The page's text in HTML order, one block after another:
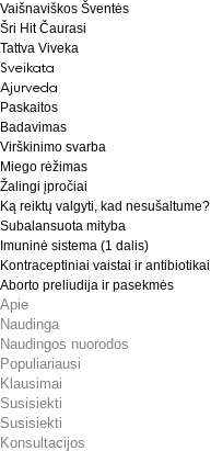
Vaišnaviškos Šventės
Šri Hit Čaurasi
Tattva Viveka
Sveikata
Ajurveda
Paskaitos
Badavimas
Virškinimo svarba
Miego rėžimas
Žalingi įpročiai
Ką reiktų valgyti, kad nesušaltume?
Subalansuota mityba
Imuninė sistema (1 dalis)
Kontraceptiniai vaistai ir antibiotikai
Aborto preliudija ir pasekmės
Apie
Naudinga
Naudingos nuorodos
Populiariausi
Klausimai
Susisiekti
Susisiekti
Konsultacijos